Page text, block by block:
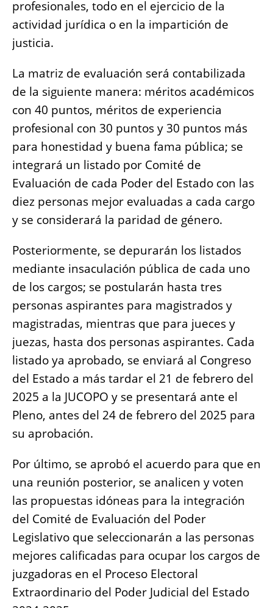
profesionales, todo en el ejercicio de la
actividad jurídica o en la impartición de
justicia.
La matriz de evaluación será contabilizada
de la siguiente manera: méritos académicos
con 40 puntos, méritos de experiencia
profesional con 30 puntos y 30 puntos más
para honestidad y buena fama pública; se
integrará un listado por Comité de
Evaluación de cada Poder del Estado con las
diez personas mejor evaluadas a cada cargo
y se considerará la paridad de género.
Posteriormente, se depurarán los listados
mediante insaculación pública de cada uno
de los cargos; se postularán hasta tres
personas aspirantes para magistrados y
magistradas, mientras que para jueces y
juezas, hasta dos personas aspirantes. Cada
listado ya aprobado, se enviará al Congreso
del Estado a más tardar el 21 de febrero del
2025 a la JUCOPO y se presentará ante el
Pleno, antes del 24 de febrero del 2025 para
su aprobación.
Por último, se aprobó el acuerdo para que en
una reunión posterior, se analicen y voten
las propuestas idóneas para la integración
del Comité de Evaluación del Poder
Legislativo que seleccionarán a las personas
mejores calificadas para ocupar los cargos de
juzgadoras en el Proceso Electoral
Extraordinario del Poder Judicial del Estado